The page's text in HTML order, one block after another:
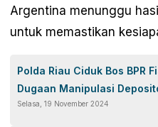
Argentina menunggu
untuk memastikan
Polda Riau Ciduk Bos BPR
Dugaan Manipulasi
Selasa, 19 November 2024